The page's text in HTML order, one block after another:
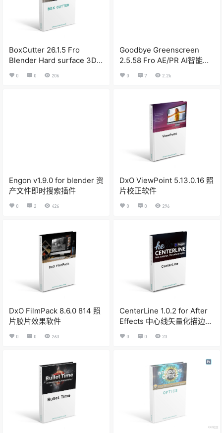
BoxCutter 26.1.5 Fro
Blender Hard surface 3D
0 0 206
Goodbye Greenscreen
2.5.58 Fro AE/PR AI智能视
0 7 2.2k
Engon v1.9.0 for blender 资
产文件即时搜索插件
0 2 426
DxO ViewPoint 5.13.0.16 照
片校正软件
0 0 296
DxO FilmPack 8.6.0 814 照
片胶片效果软件
0 0 263
CenterLine 1.0.2 for After
Effects 中心线矢量化描边动
画插件
0 0 23